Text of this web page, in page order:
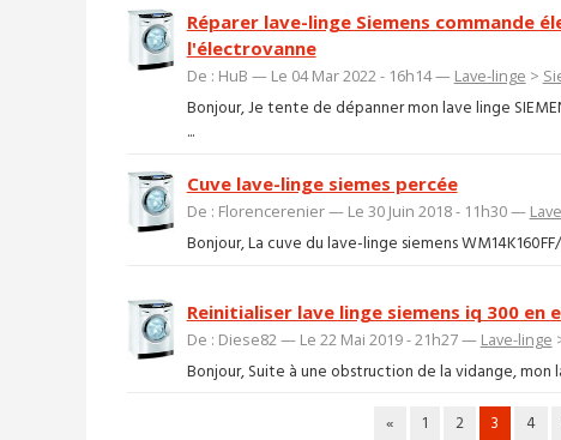
Réparer lave-linge Siemens commande
l'électrovanne
De : HuB — Le 04 Mar 2022 - 16h14 — Lave-linge >
Bonjour, Je tente de dépanner mon lave linge
...
Cuve lave-linge siemes percée
De : Florencerenier — Le 30 Juin 2018 - 11h30 —
Bonjour, La cuve du lave-linge siemens
Reinitialiser lave linge siemens iq 300 en
De : Diese82 — Le 22 Mai 2019 - 21h27 — Lave-linge
Bonjour, Suite à une obstruction de la vidange, mon
« 1 2 3 4